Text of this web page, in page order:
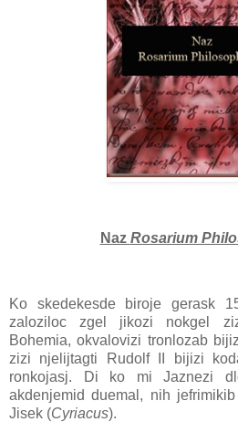
Naz Rosarium
Ko skedekesde biroje gerask
zaloziloc zgel jikozi nokgel
Bohemia, okvalovizi tronlozab
zizi njelijtagti Rudolf II bijizi
ronkojasj. Di ko mi Jaznezi
akdenjemid duemal, nih
Jisek (Cyriacus).